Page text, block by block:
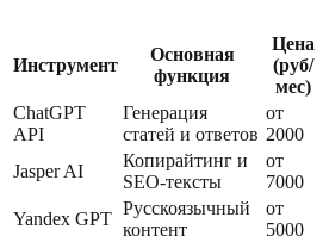
Инструмент
Основная
функция
Цена
(руб/
мес)
ChatGPT
API
Генерация
статей и ответов
от
2000
Jasper AI
Копирайтинг и
SEO-тексты
от
7000
Yandex GPT
Русскоязычный
контент
от
5000